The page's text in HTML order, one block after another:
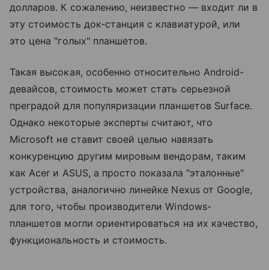
долларов. К сожалению, неизвестно — входит ли в
эту стоимость док-станция с клавиатурой, или
это цена "голых" планшетов.
Такая высокая, особенно относительно Android-
девайсов, стоимость может стать серьезной
преградой для популяризации планшетов Surface.
Однако некоторые эксперты считают, что
Microsoft не ставит своей целью навязать
конкуренцию другим мировым вендорам, таким
как Acer и ASUS, а просто показала "эталонные"
устройства, аналогично линейке Nexus от Google,
для того, чтобы производители Windows-
планшетов могли ориентироваться на их качество,
функциональность и стоимость.